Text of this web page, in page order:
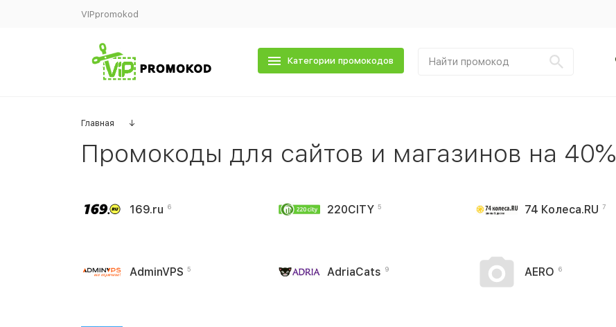
VIPpromokod
Категории промокодов
Главная ↓
Промокоды для сайтов и магазинов на 40%
169.ru 6 220CITY 5 74 Колеса.RU 7
AdminVPS 5 AdriaCats 9 AERO 6